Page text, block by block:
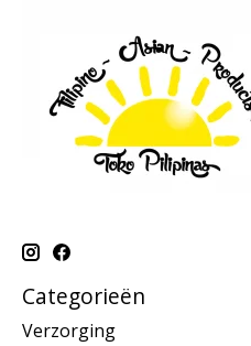
Categorieën
Verzorging